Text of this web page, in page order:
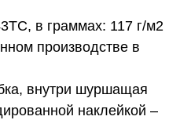
в граммах: 117 г/м2
производстве в
внутри шуршащая
наклейкой –